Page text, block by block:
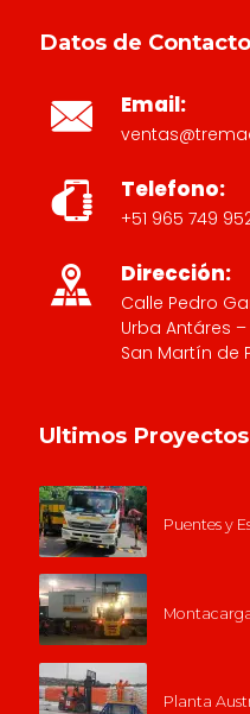
Datos de Contacto
Email:
Telefono:
+51 965 749
Dirección:
Calle Pedro
Urba Antáres –
San Martín de
Ultimos Proyectos
Puentes y
Planta